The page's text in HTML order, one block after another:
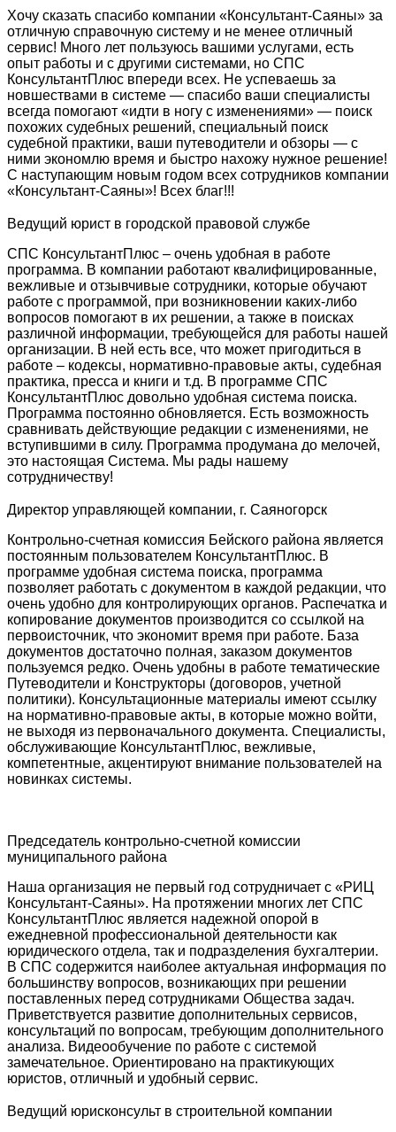
Хочу сказать спасибо компании «Консультант-Саяны» за
отличную справочную систему и не менее отличный
сервис! Много лет пользуюсь вашими услугами, есть
опыт работы и с другими системами, но СПС
КонсультантПлюс впереди всех. Не успеваешь за
новшествами в системе — спасибо ваши специалисты
всегда помогают «идти в ногу с изменениями» — поиск
похожих судебных решений, специальный поиск
судебной практики, ваши путеводители и обзоры — с
ними экономлю время и быстро нахожу нужное решение!
С наступающим новым годом всех сотрудников компании
«Консультант-Саяны»! Всех благ!!!
Ведущий юрист в городской правовой службе
СПС КонсультантПлюс – очень удобная в работе
программа. В компании работают квалифицированные,
вежливые и отзывчивые сотрудники, которые обучают
работе с программой, при возникновении каких-либо
вопросов помогают в их решении, а также в поисках
различной информации, требующейся для работы нашей
организации. В ней есть все, что может пригодиться в
работе – кодексы, нормативно-правовые акты, судебная
практика, пресса и книги и т.д. В программе СПС
КонсультантПлюс довольно удобная система поиска.
Программа постоянно обновляется. Есть возможность
сравнивать действующие редакции с изменениями, не
вступившими в силу. Программа продумана до мелочей,
это настоящая Система. Мы рады нашему
сотрудничеству!
Директор управляющей компании, г. Саяногорск
Контрольно-счетная комиссия Бейского района является
постоянным пользователем КонсультантПлюс. В
программе удобная система поиска, программа
позволяет работать с документом в каждой редакции, что
очень удобно для контролирующих органов. Распечатка и
копирование документов производится со ссылкой на
первоисточник, что экономит время при работе. База
документов достаточно полная, заказом документов
пользуемся редко. Очень удобны в работе тематические
Путеводители и Конструкторы (договоров, учетной
политики). Консультационные материалы имеют ссылку
на нормативно-правовые акты, в которые можно войти,
не выходя из первоначального документа. Специалисты,
обслуживающие КонсультантПлюс, вежливые,
компетентные, акцентируют внимание пользователей на
новинках системы.
Председатель контрольно-счетной комиссии
муниципального района
Наша организация не первый год сотрудничает с «РИЦ
Консультант-Саяны». На протяжении многих лет СПС
КонсультантПлюс является надежной опорой в
ежедневной профессиональной деятельности как
юридического отдела, так и подразделения бухгалтерии.
В СПС содержится наиболее актуальная информация по
большинству вопросов, возникающих при решении
поставленных перед сотрудниками Общества задач.
Приветствуется развитие дополнительных сервисов,
консультаций по вопросам, требующим дополнительного
анализа. Видеообучение по работе с системой
замечательное. Ориентировано на практикующих
юристов, отличный и удобный сервис.
Ведущий юрисконсульт в строительной компании